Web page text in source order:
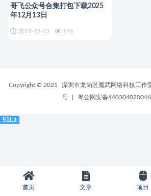
哥飞公众号合集打包下载2025
年12月13日
2025-12-13 146
Copyright © 2021 深圳市龙岗区魔武网络科技工作
号
粤公网安备
首页 文章 项目
51La